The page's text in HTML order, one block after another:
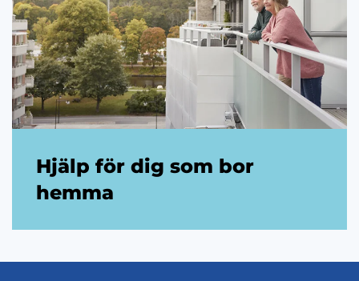
Hjälp för dig som bor
hemma